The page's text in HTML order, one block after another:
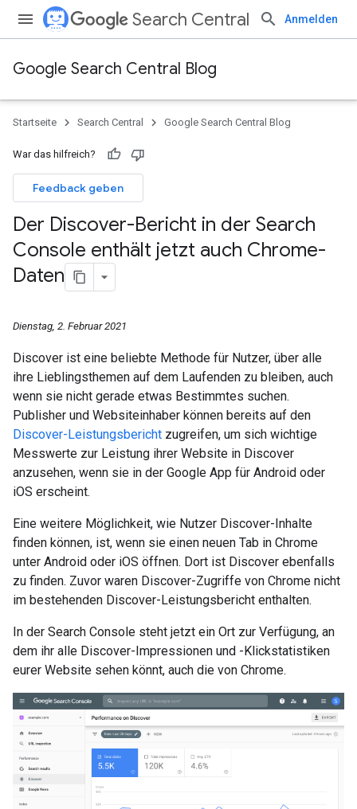
Search Central Anmelden
Google Search Central Blog
Startseite Search Central Google Search Central Blog
War das hilfreich?
Feedback geben
Der Discover-Bericht in der Search
Console enthält jetzt auch Chrome-
Daten
Dienstag, 2. Februar 2021
Discover ist eine beliebte Methode für Nutzer, über alle
ihre Lieblingsthemen auf dem Laufenden zu bleiben, auch
wenn sie nicht gerade etwas Bestimmtes suchen.
Publisher und Websiteinhaber können bereits auf den
Discover-Leistungsbericht zugreifen, um sich wichtige
Messwerte zur Leistung ihrer Website in Discover
anzusehen, wenn sie in der Google App für Android oder
iOS erscheint.
Eine weitere Möglichkeit, wie Nutzer Discover-Inhalte
finden können, ist, wenn sie einen neuen Tab in Chrome
unter Android oder iOS öffnen. Dort ist Discover ebenfalls
zu finden. Zuvor waren Discover-Zugriffe von Chrome nicht
im bestehenden Discover-Leistungsbericht enthalten.
In der Search Console steht jetzt ein Ort zur Verfügung, an
dem ihr alle Discover-Impressionen und -Klickstatistiken
eurer Website sehen könnt, auch die von Chrome.